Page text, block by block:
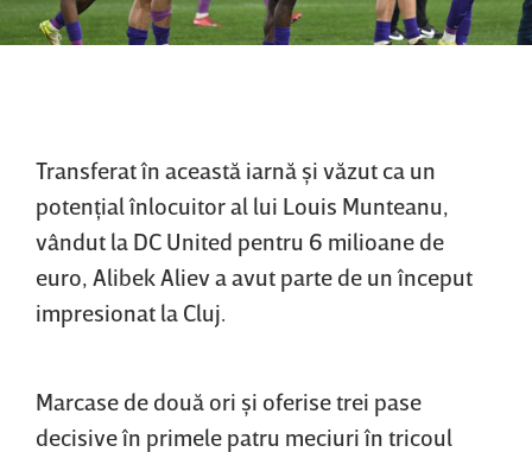
Transferat în această iarnă şi văzut ca un
potenţial înlocuitor al lui Louis Munteanu,
vândut la DC United pentru 6 milioane de
euro, Alibek Aliev a avut parte de un început
impresionat la Cluj.
Marcase de două ori şi oferise trei pase
decisive în primele patru meciuri în tricoul